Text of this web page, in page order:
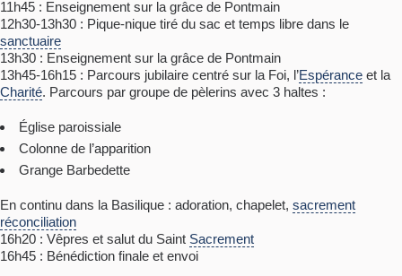
11h45 : Enseignement sur la grâce de Pontmain
12h30-13h30 : Pique-nique tiré du sac et temps libre dans le
sanctuaire
13h30 : Enseignement sur la grâce de Pontmain
13h45-16h15 : Parcours jubilaire centré sur la Foi, l’Espérance et la
Charité. Parcours par groupe de pèlerins avec 3 haltes :
Église paroissiale
Colonne de l’apparition
Grange Barbedette
En continu dans la Basilique : adoration, chapelet, sacrement
réconciliation
16h20 : Vêpres et salut du Saint Sacrement
16h45 : Bénédiction finale et envoi